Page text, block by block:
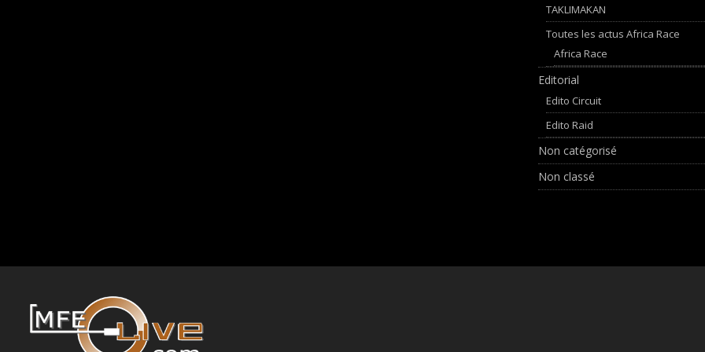
TAKLIMAKAN
Toutes les actus Africa Race
Africa Race
Editorial
Edito Circuit
Edito Raid
Non catégorisé
Non classé